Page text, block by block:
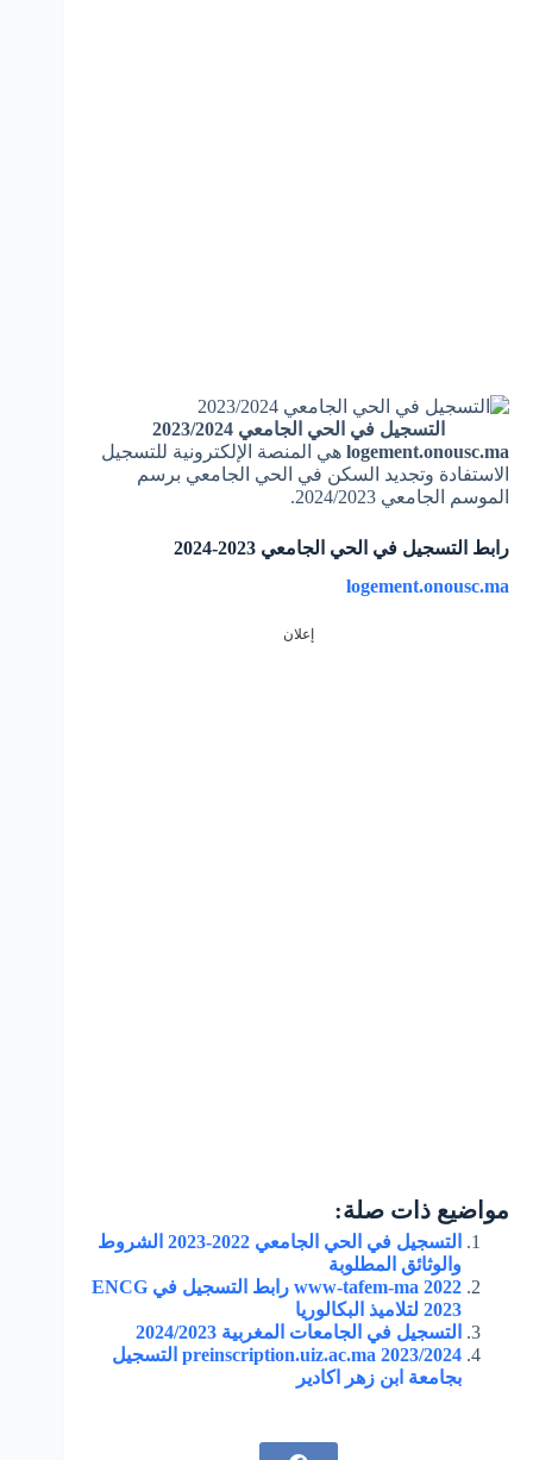
التسجيل في الحي الجامعي 2023/2024
logement.onousc.ma هي المنصة الإلكترونية للتسجيل
الاستفادة وتجديد السكن في الحي الجامعي برسم
الموسم الجامعي 2024/2023.
رابط التسجيل في الحي الجامعي 2023-2024
logement.onousc.ma
إعلان
مواضيع ذات صلة:
التسجيل في الحي الجامعي 2022-2023 الشروط
والوثائق المطلوبة
www-tafem-ma 2022 رابط التسجيل في ENCG
2023 لتلاميذ البكالوريا
التسجيل في الجامعات المغربية 2024/2023
preinscription.uiz.ac.ma 2023/2024 التسجيل
بجامعة ابن زهر اكادير